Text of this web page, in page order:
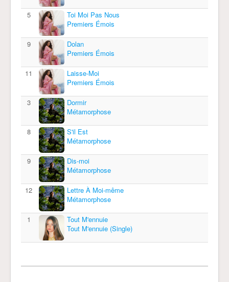
5
Toi Moi Pas Nous
Premiers Émois
9
Dolan
Premiers Émois
11
Laisse-Moi
Premiers Émois
3
Dormir
Métamorphose
8
S'il Est
Métamorphose
9
Dis-moi
Métamorphose
12
Lettre À Moi-même
Métamorphose
1
Tout M'ennuie
Tout M'ennuie (Single)